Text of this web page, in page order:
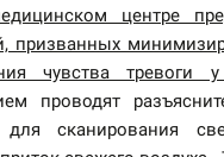
центре
призванных
чувства тревоги
проводят
сканирования